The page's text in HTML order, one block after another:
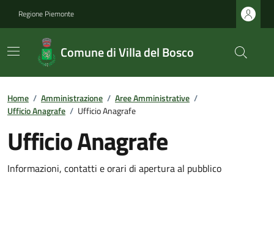
Regione Piemonte
Comune di Villa del Bosco
Home / Amministrazione / Aree Amministrative /
Ufficio Anagrafe / Ufficio Anagrafe
Ufficio Anagrafe
Informazioni, contatti e orari di apertura al pubblico